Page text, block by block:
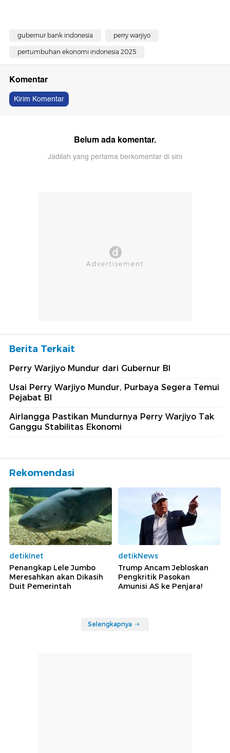
gubernur bank indonesia perry warjiyo
pertumbuhan ekonomi indonesia 2025
Komentar
Kirim Komentar
Belum ada komentar.
Jadilah yang pertama berkomentar di sini
Berita Terkait
Perry Warjiyo Mundur dari Gubernur BI
Usai Perry Warjiyo Mundur, Purbaya Segera Temui
Pejabat BI
Airlangga Pastikan Mundurnya Perry Warjiyo Tak
Ganggu Stabilitas Ekonomi
Rekomendasi
detikInet
Penangkap Lele Jumbo
Meresahkan akan Dikasih
Duit Pemerintah
detikNews
Trump Ancam Jebloskan
Pengkritik Pasokan
Amunisi AS ke Penjara!
Selengkapnya